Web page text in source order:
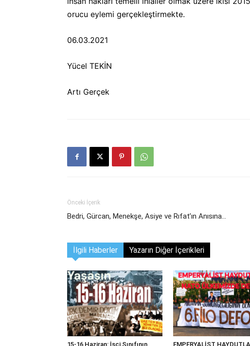
orucu eylemi gerçekleştirmekte.
06.03.2021
Yücel TEKİN
Artı Gerçek
Önceki İçerik
Bedri, Gürcan, Menekşe, Asiye ve Rıfat’ın Anısına…
İlgili Haberler Yazarın Diğer İçerikleri
15-16 Haziran: İşçi Sınıfının EMPERYALİST